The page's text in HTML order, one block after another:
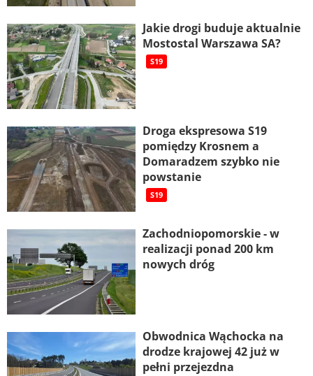
Jakie drogi buduje aktualnie
Mostostal Warszawa SA?
S19
Droga ekspresowa S19
pomiędzy Krosnem a
Domaradzem szybko nie
powstanie
S19
Zachodniopomorskie - w
realizacji ponad 200 km
nowych dróg
Obwodnica Wąchocka na
drodze krajowej 42 już w
pełni przejezdna